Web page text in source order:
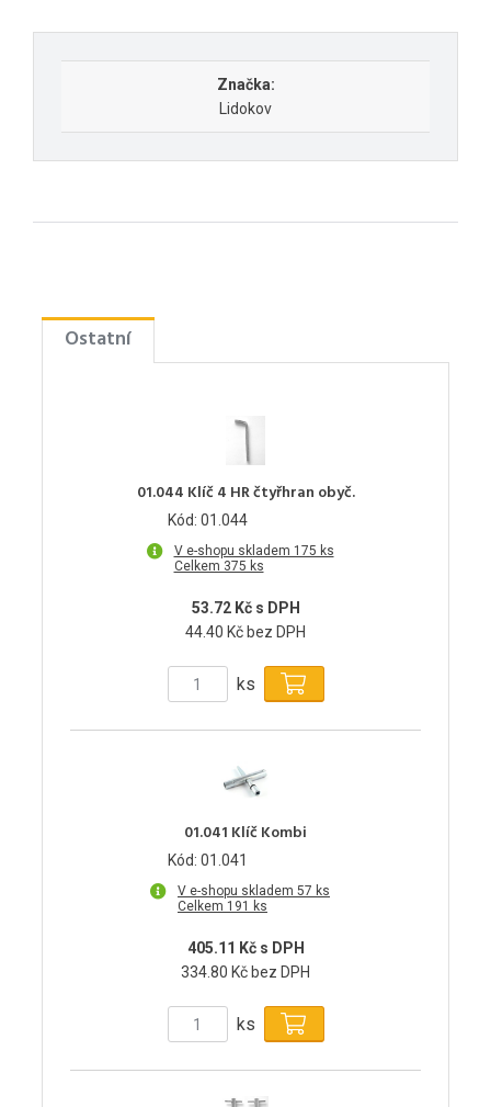
Značka:
Lidokov
Ostatní
01.044 Klíč 4 HR čtyřhran obyč.
Kód: 01.044
V e-shopu skladem 175 ks
Celkem 375 ks
53.72 Kč s DPH
44.40 Kč bez DPH
ks
01.041 Klíč Kombi
Kód: 01.041
V e-shopu skladem 57 ks
Celkem 191 ks
405.11 Kč s DPH
334.80 Kč bez DPH
ks